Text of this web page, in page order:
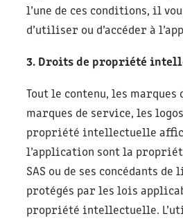
l’une de ces conditions, il
d’utiliser ou d’accéder à
3. Droits de propriété
Tout le contenu, les marques
marques de service, les
propriété intellectuelle
l’application sont la propriété
SAS ou de ses concédants de
protégés par les lois
propriété intellectuelle.